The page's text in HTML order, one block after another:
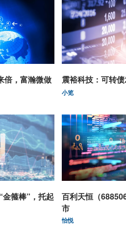
倍，富瀚微做
震裕科技：可转
小览
箍棒”，托起
百利天恒（
市
怡悦